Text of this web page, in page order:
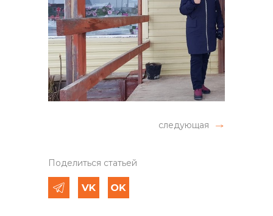
следующая
Поделиться статьей